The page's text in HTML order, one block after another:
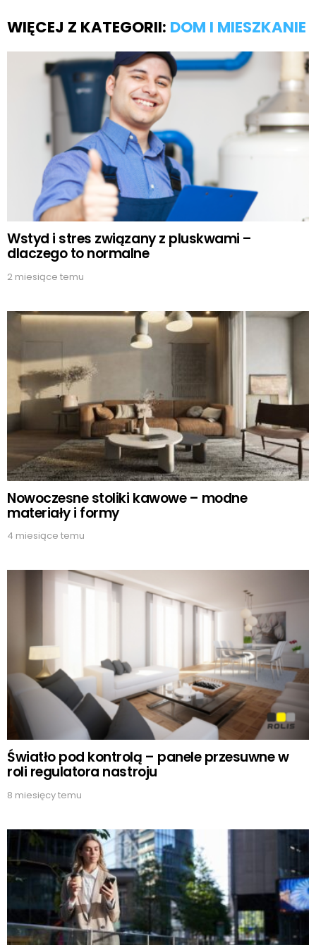
WIĘCEJ Z KATEGORII: DOM I MIESZKANIE
Wstyd i stres związany z pluskwami –
dlaczego to normalne
2 miesiące temu
Nowoczesne stoliki kawowe – modne
materiały i formy
4 miesiące temu
Światło pod kontrolą – panele przesuwne w
roli regulatora nastroju
8 miesięcy temu